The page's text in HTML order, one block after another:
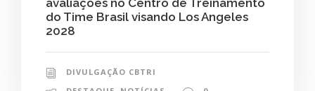
avaliações no Centro de Treinamento
do Time Brasil visando Los Angeles
2028
DIVULGAÇÃO CBTRI